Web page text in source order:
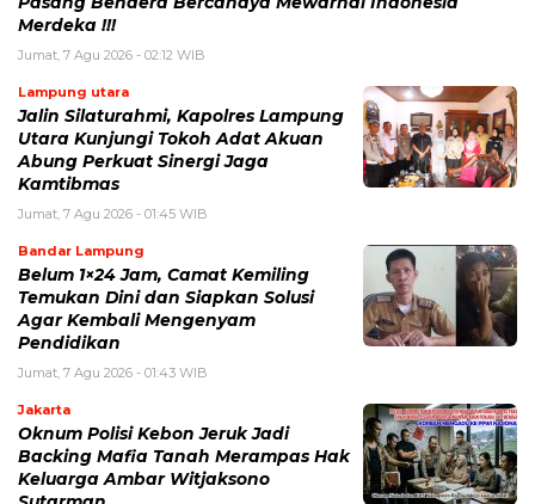
Merdeka !!!
Jumat, 7 Agu 2026 - 02:12 WIB
Lampung utara
Jalin Silaturahmi, Kapolres Lampung
Utara Kunjungi Tokoh Adat Akuan
Abung Perkuat Sinergi Jaga
Kamtibmas
Jumat, 7 Agu 2026 - 01:45 WIB
Bandar Lampung
Belum 1×24 Jam, Camat Kemiling
Temukan Dini dan Siapkan Solusi
Agar Kembali Mengenyam
Pendidikan
Jumat, 7 Agu 2026 - 01:43 WIB
Jakarta
Oknum Polisi Kebon Jeruk Jadi
Backing Mafia Tanah Merampas Hak
Keluarga Ambar Witjaksono